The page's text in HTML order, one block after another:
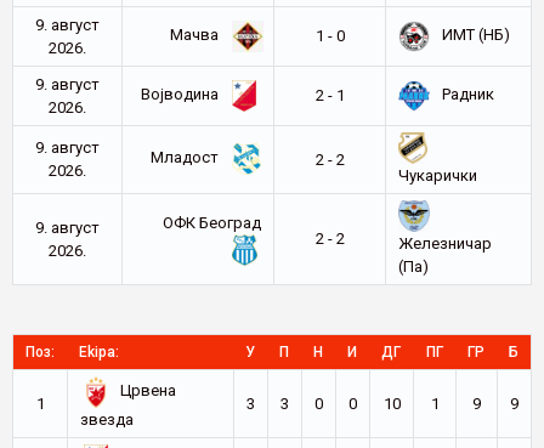
9. август
2026.
Мачва 1 - 0 ИМТ (НБ)
9. август
2026.
Војводина 2 - 1 Радник
9. август
2026.
Младост
2 - 2
Чукарички
9. август
2026.
ОФК Београд
2 - 2
Железничар
(Па)
Поз: Ekipa: У П Н И ДГ ПГ ГР Б
1
Црвена
звезда
3 3 0 0 10 1 9 9